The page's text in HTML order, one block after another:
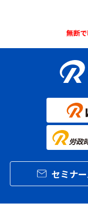
無断
セミナ